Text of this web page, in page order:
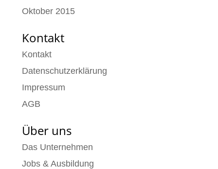
Oktober 2015
Kontakt
Kontakt
Datenschutzerklärung
Impressum
AGB
Über uns
Das Unternehmen
Jobs & Ausbildung